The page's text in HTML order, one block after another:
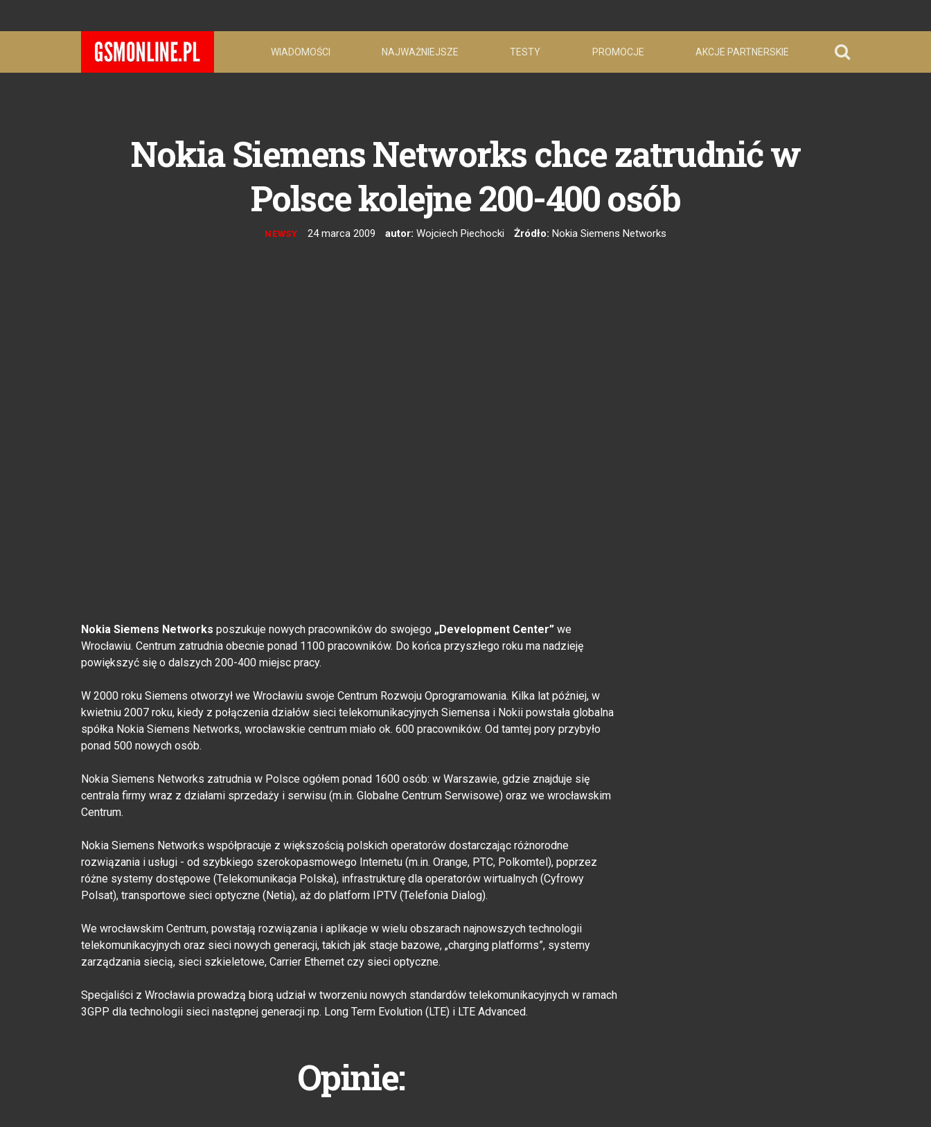
WIADOMOŚCI NAJWAŻNIEJSZE TESTY PROMOCJE AKCJE PARTNERSKIE
Nokia Siemens Networks chce zatrudnić w
Polsce kolejne 200-400 osób
NEWSY 24 marca 2009 autor: Wojciech Piechocki Żródło: Nokia Siemens Networks
Nokia Siemens Networks poszukuje nowych pracowników do swojego „Development Center” we
Wrocławiu. Centrum zatrudnia obecnie ponad 1100 pracowników. Do końca przyszłego roku ma nadzieję
powiększyć się o dalszych 200-400 miejsc pracy.
W 2000 roku Siemens otworzył we Wrocławiu swoje Centrum Rozwoju Oprogramowania. Kilka lat później, w
kwietniu 2007 roku, kiedy z połączenia działów sieci telekomunikacyjnych Siemensa i Nokii powstała globalna
spółka Nokia Siemens Networks, wrocławskie centrum miało ok. 600 pracowników. Od tamtej pory przybyło
ponad 500 nowych osób.
Nokia Siemens Networks zatrudnia w Polsce ogółem ponad 1600 osób: w Warszawie, gdzie znajduje się
centrala firmy wraz z działami sprzedaży i serwisu (m.in. Globalne Centrum Serwisowe) oraz we wrocławskim
Centrum.
Nokia Siemens Networks współpracuje z większością polskich operatorów dostarczając różnorodne
rozwiązania i usługi - od szybkiego szerokopasmowego Internetu (m.in. Orange, PTC, Polkomtel), poprzez
różne systemy dostępowe (Telekomunikacja Polska), infrastrukturę dla operatorów wirtualnych (Cyfrowy
Polsat), transportowe sieci optyczne (Netia), aż do platform IPTV (Telefonia Dialog).
We wrocławskim Centrum, powstają rozwiązania i aplikacje w wielu obszarach najnowszych technologii
telekomunikacyjnych oraz sieci nowych generacji, takich jak stacje bazowe, „charging platforms”, systemy
zarządzania siecią, sieci szkieletowe, Carrier Ethernet czy sieci optyczne.
Specjaliści z Wrocławia prowadzą biorą udział w tworzeniu nowych standardów telekomunikacyjnych w ramach
3GPP dla technologii sieci następnej generacji np. Long Term Evolution (LTE) i LTE Advanced.
Opinie: